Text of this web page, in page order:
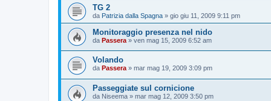
TG 2
da Patrizia dalla Spagna » gio giu 11, 2009 9:11 pm
Monitoraggio presenza nel nido
da Passera » ven mag 15, 2009 6:52 am
Volando
da Passera» mar mag 19, 2009 3:09 pm
Passeggiate sul cornicione
da Niseema » mar mag 12, 2009 3:50 pm